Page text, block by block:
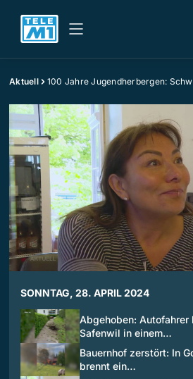
Aktuell 100 Jahre Jugendherbergen:
SONNTAG, 28. APRIL 2024
Abgehoben: Autofahrer
Safenwil in einem…
Bauernhof zerstört: In
brennt ein…